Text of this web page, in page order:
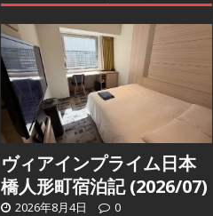
ヴィアインプライム日本
橋人形町宿泊記 (2026/07)
2026年8月4日
0